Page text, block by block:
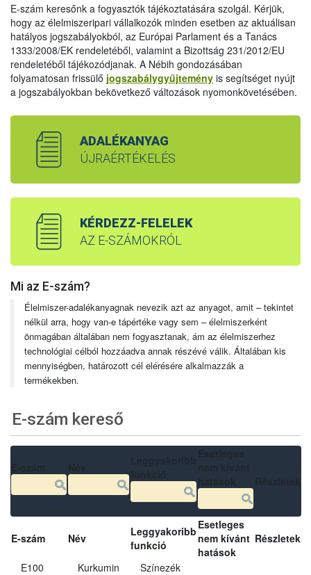
E-szám keresőnk a fogyasztók tájékoztatására szolgál. Kérjük,
hogy az élelmiszeripari vállalkozók minden esetben az aktuálisan
hatályos jogszabályokból, az Európai Parlament és a Tanács
1333/2008/EK rendeletéből, valamint a Bizottság 231/2012/EU
rendeletéből tájékozódjanak. A Nébih gondozásában
folyamatosan frissülő jogszabálygyűjtemény is segítséget nyújt
a jogszabályokban bekövetkező változások nyomonkövetésében.
ADALÉKANYAG
ÚJRAÉRTÉKELÉS
KÉRDEZZ-FELELEK
AZ E-SZÁMOKRÓL
Mi az E-szám?
Élelmiszer-adalékanyagnak nevezik azt az anyagot, amit – tekintet
nélkül arra, hogy van-e tápértéke vagy sem – élelmiszerként
önmagában általában nem fogyasztanak, ám az élelmiszerhez
technológiai célból hozzáadva annak részévé válik. Általában kis
mennyiségben, határozott cél elérésére alkalmazzák a
termékekben.
E-szám kereső
E-szám Név
Leggyakoribb
funkció
Esetleges
nem kívánt
hatások
Részletek
E100 Kurkumin Színezék